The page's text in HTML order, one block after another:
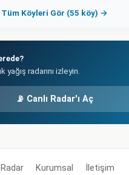
Tüm Köyleri Gör (55 köy) →
yağış radarını izleyin.
📡 Canlı Radar'ı Aç
Radar Kurumsal İletişim